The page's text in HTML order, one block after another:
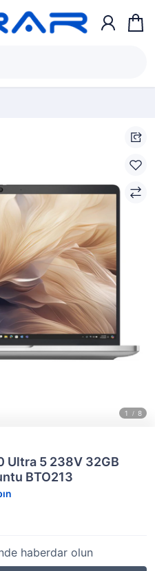
Ultra 5 238V 32GB
BTO213
haberdar olun